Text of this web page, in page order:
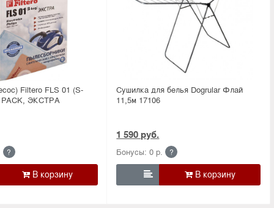
Filtero FLS 01 (S-
PACK, ЭКСТРА
?
Сушилка для белья Dogrular Флай
11,5м 17106
1 590 руб.
Бонусы: 0 р. ?
